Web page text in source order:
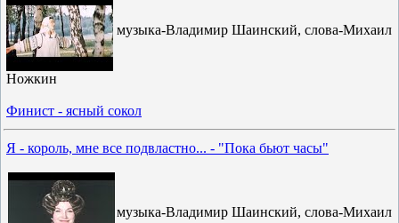
музыка-Владимир Шаинский, слова-Михаил
Ножкин
Финист - ясный сокол
Я - король, мне все подвластно... - "Пока бьют часы"
музыка-Владимир Шаинский, слова-Михаил